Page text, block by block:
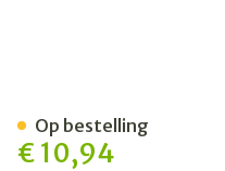
€ 10,94
Op bestelling